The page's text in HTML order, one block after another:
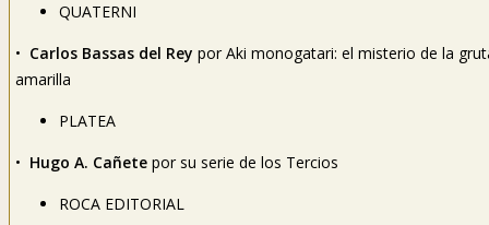
QUATERNI
• Carlos Bassas del Rey por Aki monogatari: el misterio de la
amarilla
PLATEA
• Hugo A. Cañete por su serie de los Tercios
ROCA EDITORIAL